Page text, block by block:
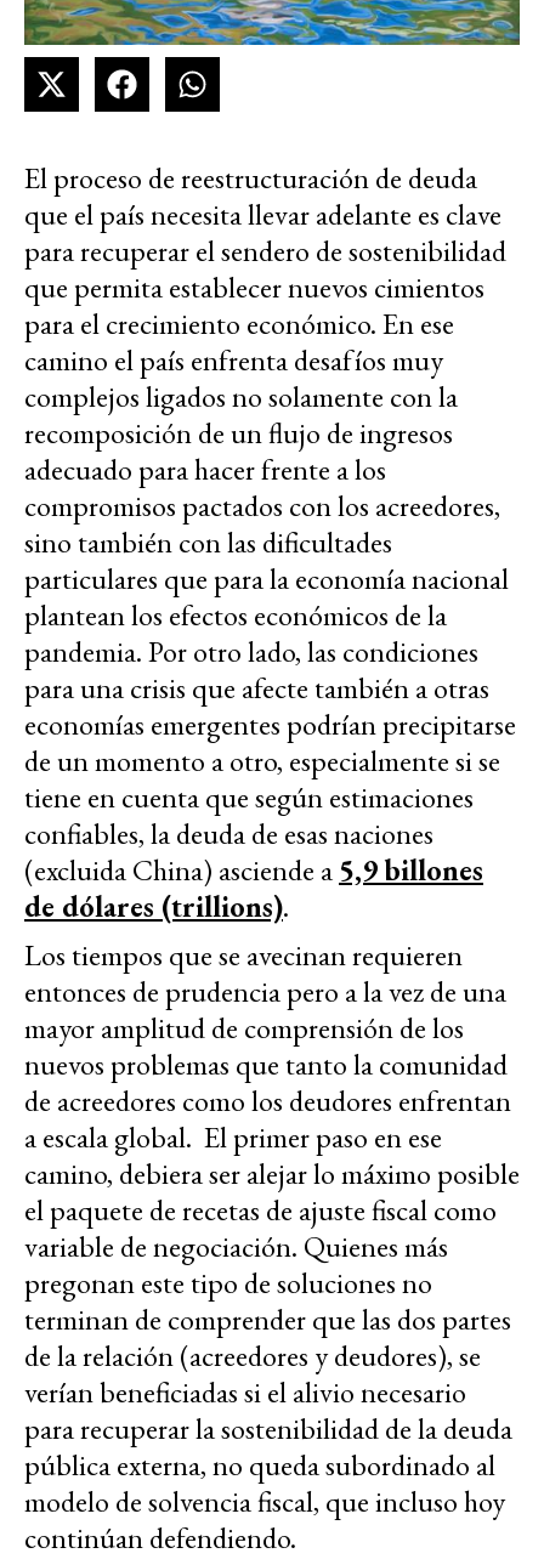
El proceso de reestructuración de deuda
que el país necesita llevar adelante es clave
para recuperar el sendero de sostenibilidad
que permita establecer nuevos cimientos
para el crecimiento económico. En ese
camino el país enfrenta desafíos muy
complejos ligados no solamente con la
recomposición de un flujo de ingresos
adecuado para hacer frente a los
compromisos pactados con los acreedores,
sino también con las dificultades
particulares que para la economía nacional
plantean los efectos económicos de la
pandemia. Por otro lado, las condiciones
para una crisis que afecte también a otras
economías emergentes podrían precipitarse
de un momento a otro, especialmente si se
tiene en cuenta que según estimaciones
confiables, la deuda de esas naciones
(excluida China) asciende a 5,9 billones
de dólares (trillions).
Los tiempos que se avecinan requieren
entonces de prudencia pero a la vez de una
mayor amplitud de comprensión de los
nuevos problemas que tanto la comunidad
de acreedores como los deudores enfrentan
a escala global. El primer paso en ese
camino, debiera ser alejar lo máximo posible
el paquete de recetas de ajuste fiscal como
variable de negociación. Quienes más
pregonan este tipo de soluciones no
terminan de comprender que las dos partes
de la relación (acreedores y deudores), se
verían beneficiadas si el alivio necesario
para recuperar la sostenibilidad de la deuda
pública externa, no queda subordinado al
modelo de solvencia fiscal, que incluso hoy
continúan defendiendo.